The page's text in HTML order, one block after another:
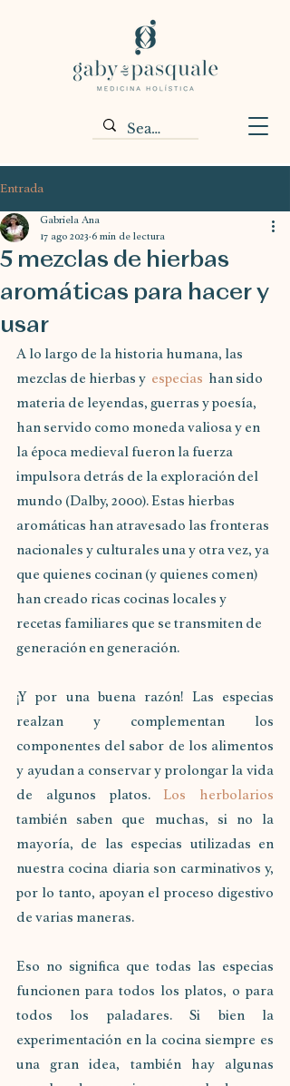
Entrada
5 mezclas de hierbas
aromáticas para hacer y
usar
Gabriela Ana
17 ago 2023 6 min de lectura
A lo largo de la historia humana, las
mezclas de hierbas y especias
  han sido
materia de leyendas, guerras y poesía,
han servido como moneda valiosa y en
la época medieval fueron la fuerza
impulsora detrás de la exploración del
mundo (Dalby, 2000). Estas hierbas
aromáticas han atravesado las fronteras
nacionales y culturales una y otra vez, ya
que quienes cocinan (y quienes comen)
han creado ricas cocinas locales y
recetas familiares que se transmiten de
generación en generación.
¡Y por una buena razón! Las especias
realzan y complementan los
componentes del sabor de los alimentos
y ayudan a conservar y prolongar la vida
de algunos platos. Los herbolarios
también saben que muchas, si no la
mayoría, de las especias utilizadas en
nuestra cocina diaria son carminativos y,
por lo tanto, apoyan el proceso digestivo
de varias maneras.
Eso no significa que todas las especias
funcionen para todos los platos, o para
todos los paladares. Si bien la
experimentación en la cocina siempre es
una gran idea, también hay algunas